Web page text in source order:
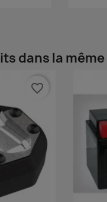
dans la
favorite_border